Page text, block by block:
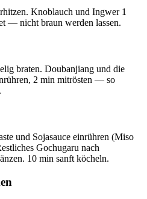
Knoblauch und Ingwer 1
— nicht braun werden lassen.
braten. Doubanjiang und die
2 min mitrösten — so
und Sojasauce einrühren (Miso
Gochugaru nach
10 min sanft köcheln.